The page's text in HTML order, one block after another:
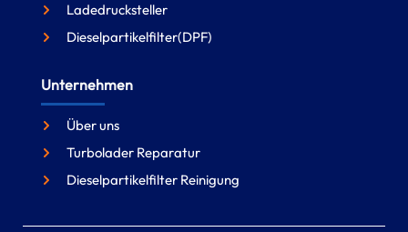
Ladedrucksteller
Dieselpartikelfilter(DPF)
Unternehmen
Über uns
Turbolader Reparatur
Dieselpartikelfilter Reinigung